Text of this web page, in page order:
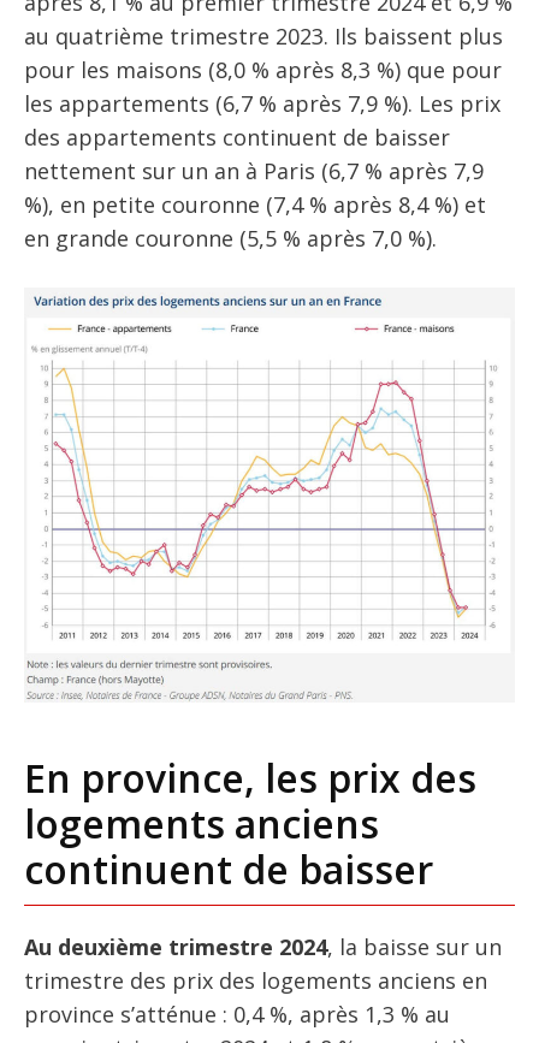
au quatrième trimestre 2023. Ils baissent plus
pour les maisons (8,0 % après 8,3 %) que pour
les appartements (6,7 % après 7,9 %). Les prix
des appartements continuent de baisser
nettement sur un an à Paris (6,7 % après 7,9
%), en petite couronne (7,4 % après 8,4 %) et
en grande couronne (5,5 % après 7,0 %).
En province, les prix des
logements anciens
continuent de baisser
Au deuxième trimestre 2024, la baisse sur un
trimestre des prix des logements anciens en
province s’atténue : 0,4 %, après 1,3 % au